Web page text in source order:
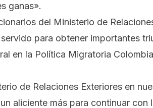
ganas».
del Ministerio de
para obtener importantes
en la Política Migratoria
de Relaciones Exteriores en
aliciente más para continuar con